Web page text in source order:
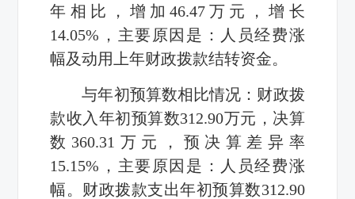
年相比，增加46.47 万元，增长
14.05% ， 主要原因是：
人员经费涨
幅及动用上年财政拨款结转资金。
与年初预算数相比情况：财政拨
款收入年初预算数312.90万元，决算
数 360.31 万元，预决算差异率
15.15% ，主要原因是：人员经费涨
幅。财政拨款支出年初预算数312.90